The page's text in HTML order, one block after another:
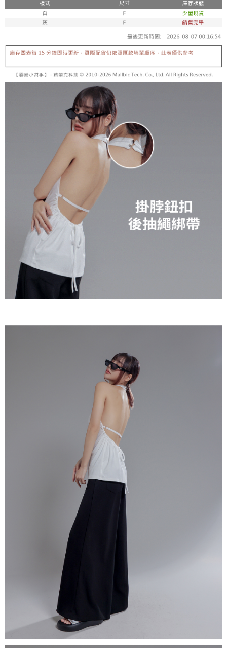
Had kredit yang diluluskan, tempoh ansuran yang tersedia, dan yuran
yang dikenakan adalah tertakluk kepada maklumat yang dinyatakan
Jika transaksi tidak disahkan dalam masa 30 minit selepas pesanan
dibuat, atau jika permohonan gagal dalam proses semakan, pesanan
peringkat "semakan manual", ini bermakna kriteria pemarkahan sistem
tidak dipenuhi; butiran penilaian khusus tidak akan didedahkan.
Pembayaran ansuran melalui OP Pay Later akan dibilkan secara
berasingan dan tidak termasuk dalam bil telekom anda. SMS peringatan
pembayaran akan dihantar selepas kitaran bil bulanan.
Selepas mengakses bil melalui pautan dalam SMS, anda boleh
menyelesaikan pembayaran anda melalui salah satu saluran berikut: kod
bar kedai serbaneka, kedai runcit Taiwan Mobile, pemindahan bank,
JKOPay, atau iPASS MONEY.
[Nota Penting]
Perkhidmatan ini disediakan oleh Taiwan Mobile Co., Ltd. (“Syarikat”),
yang membolehkan pelanggan membeli barangan atau perkhidmatan
melalui perkhidmatan ini pada masa transaksi. Hasil daripada pembelian
atau pembayaran ansuran akan dipindahkan oleh peniaga kepada
Syarikat, dan pelanggan hendaklah membuat pembayaran mengikut
perjanjian menggunakan sistem bil Syarikat.
Untuk memenuhi hubungan kontrak yang terjalin melalui persetujuan
penggunaan OP Pay Later, peniaga akan memberikan maklumat peribadi
" target="_blank" class="link revert-
【Panduan Penggunaan Pembayaran Ansuran Gogo】
1. Perkhidmatan ini disediakan oleh Taiwan Mobile, pengguna telefon
mudah alih boleh segera menggunakan tanpa perlu memohon lagi.
(Hanya untuk nombor langganan peribadi, tidak terbuka untuk syarikat
2. Pilihan kaedah pembayaran "Pembayaran Ansuran Gogo", selepas
pesanan ditubuhkan, akan secara automatik dialihkan ke proses
transaksi Gogo, selepas pengesahan nombor telefon, pilih bilangan
ansuran yang diingini, tarikh akhir pembayaran, dan setelah
mengesahkan pembayaran, transaksi akan selesai.
3. Jumlah kelulusan sebenar, bilangan ansuran dan jumlah bayaran
adalah berdasarkan halaman pengesahan transaksi seterusnya.
4. Dalam masa 30 minit selepas pesanan ditubuhkan, jika tidak pergi
untuk mengesahkan transaksi atau jika tidak lulus semakan, pesanan
akan dibatalkan secara automatik. Jika terdapat situasi "pindah untuk
semakan khusus" yang tidak lulus, ini menunjukkan bahawa sistem
penilaian tidak mencukupi, tiada penjelasan mengenai kandungan
penilaian boleh diberikan.
【Penerangan Kaedah Pembayaran】
1. Pembayaran ansuran tidak digabungkan dalam bil telekomunikasi,
"Pembayaran Ansuran Gogo" akan menghantar SMS peringatan
pembayaran selepas tarikh penyelesaian bulanan.
2. Melalui pautan SMS untuk membuka bil, anda boleh memilih untuk
membayar melalui "Kod bar kedai serbaneka / Kedai rasmi Taiwan
Mobile / Pemindahan bank / Pembayaran J街口 / iPASS MONEY" dan
saluran lain.
【Nota Penting】
5. Tiada bayaran diperlukan apabila anda menerima produk. Sila buat
pembayaran di empat kedai serbaneka utama, ATM atau perbankan
dalam talian dengan SMS pembayaran atau pemberitahuan tolak aplikasi
bagaimanapun, bagi mereka yang telah memuat turun Aplikasi AFTEE
dan mendaftar sebagai ahli AFTEE boleh menikmati tempoh pembayaran
Tempoh pembayaran dikira dari masa kedai meminta pembayaran anda,
ditambah dengan bilangan hari yang boleh dilanjutkan oleh AFTEE. Anda
boleh melanjutkan tempoh pembayaran anda sebelum anda menerima
pesanan. Walau bagaimanapun, tiada jaminan bahawa anda boleh
menerima pesanan anda semasa tempoh pembayaran (cth.: produk
prapesanan atau produk yang mungkin mengambil masa yang lebih
lama untuk dihantar). Oleh itu, anda dikehendaki membuat pembayaran
kepada AFTEE dalam tempoh sama ada anda menerima pesanan.
Kedua, Sekatan Pembayaran
1. Jumlah yang diperakui untuk pengguna kali pertama boleh sehingga
NT$10,000. Amaun diperakui sebenar yang diluluskan akan berdasarkan
keputusan pensijilan dan semakan oleh AFTEE.
2. Amaun perbelanjaan minimum mestilah lebih besar daripada NT$20.
3. Pada masa ini hanya tersedia untuk ahli Taiwan.
Ketiga, Syarat Perkhidmatan
Perkhidmatan AFTEE Beli Sekarang Bayar Kemudian disediakan oleh NP
Taiwan, Inc. dan AFTEE akan membuat bil kepada pengguna. AFTEE
akan menggunakan data peribadi yang dikumpul (termasuk nama
pembeli, no. telefon, nama penerima, no. telefon, alamat penerima) untuk
penggunaan perkhidmatan. Sila rujuk kepada "Penyata Pengumpulan
pembayaran dalam tempoh tersebut, yuran pembayaran lewat sebanyak
20% setahun akan dikenakan. Pengguna bawah umur dikehendaki
mendapatkan kebenaran daripada ibu bapa atau penjaga yang sah
cs_tw@netprotections.co.jp
mempunyai sebarang kebimbangan mengenai pemprosesan dan
penggunaan pada data peribadi. Jika anda tidak bersetuju dengan data
peribadi yang disenaraikan seperti di atas akan dikumpul dan digunakan
oleh AFTEE, sila jangan gunakan perkhidmatan ini.
NT$1,800 atau lebih
付款後全家取貨
NT$60/pesanan | Penghantaran percuma untuk pesanan
NT$1,600 atau lebih
已關閉，請勿下單
NT$10,000/pesanan
已關閉，請勿下單(付取)
NT$10,000/pesanan
NT$60/pesanan | Penghantaran percuma untuk pesanan
NT$1,800 atau lebih
付款後7-11取貨
NT$60/pesanan | Penghantaran percuma untuk pesanan
NT$1,600 atau lebih
NT$100/pesanan | Penghantaran percuma untuk pesanan
NT$2,500 atau lebih
國家/地區配送